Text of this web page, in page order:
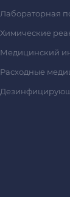
Лабораторная
Химические
Медицинский
Расходные